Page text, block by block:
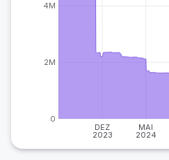
DEZ
2023
MAI
2024
0
2M
4M